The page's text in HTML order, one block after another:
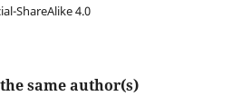
ShareAlike 4.0
same author(s)